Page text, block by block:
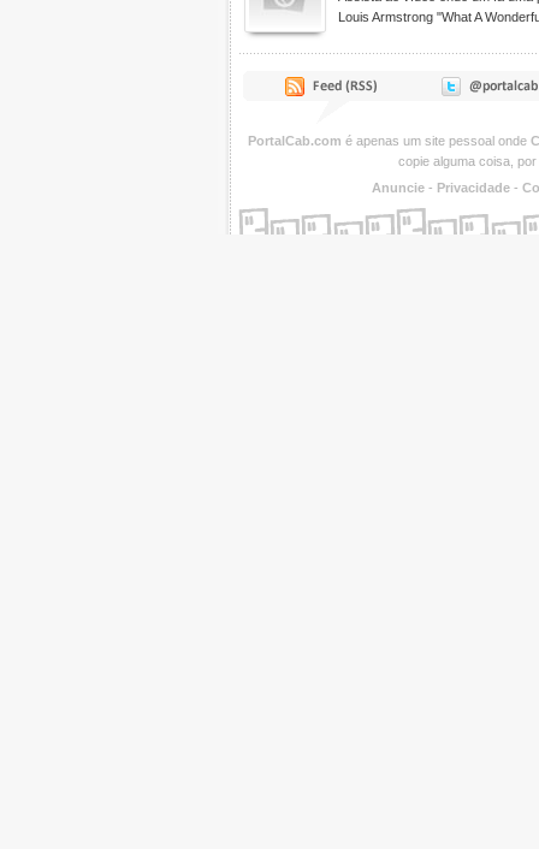
Louis Armstrong "What A
PortalCab.com é apenas um site pessoal onde
copie alguma coisa,
Anuncie - Privacidade -